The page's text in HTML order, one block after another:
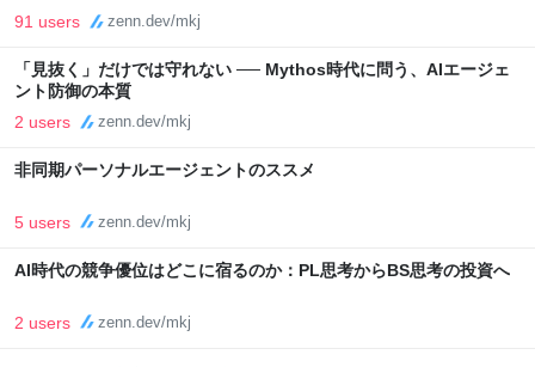
91 users zenn.dev/mkj
「見抜く」だけでは守れない ── Mythos時代に問う、AIエージェ
ント防御の本質
2 users zenn.dev/mkj
非同期パーソナルエージェントのススメ
5 users zenn.dev/mkj
AI時代の競争優位はどこに宿るのか：PL思考からBS思考の投資へ
2 users zenn.dev/mkj